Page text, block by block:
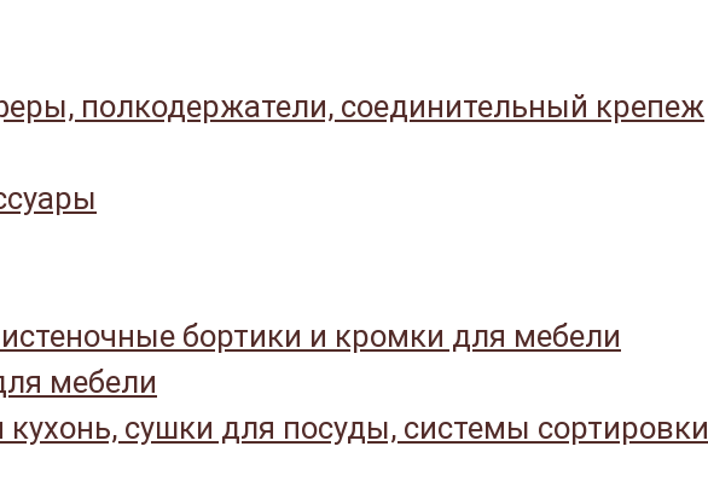
полкодержатели, соединительный крепеж
бортики и кромки для мебели
мебели
сушки для посуды, системы сортировки